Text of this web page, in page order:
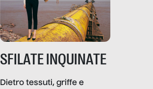
SFILATE INQUINATE
Dietro tessuti, griffe e